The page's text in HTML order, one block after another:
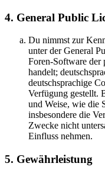
4. General Public
Du nimmst zur
unter der General
Foren-Software
handelt;
deutschsprachige
Verfügung gestellt.
und Weise, wie die
insbesondere die
Zwecke nicht
Einfluss nehmen.
5. Gewährleistung